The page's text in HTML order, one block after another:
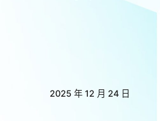
2025 年 12 月 24 日